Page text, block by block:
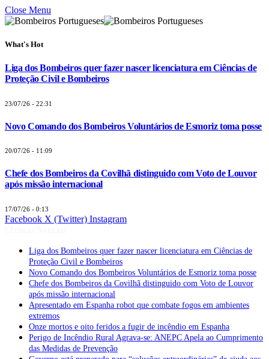
Close Menu
What's Hot
Liga dos Bombeiros quer fazer nascer licenciatura em Ciências de
Proteção Civil e Bombeiros
23/07/26 - 22:31
Novo Comando dos Bombeiros Voluntários de Esmoriz toma posse
20/07/26 - 11:09
Chefe dos Bombeiros da Covilhã distinguido com Voto de Louvor
após missão internacional
17/07/26 - 0:13
Facebook X (Twitter) Instagram
Liga dos Bombeiros quer fazer nascer licenciatura em Ciências de
Proteção Civil e Bombeiros
Novo Comando dos Bombeiros Voluntários de Esmoriz toma posse
Chefe dos Bombeiros da Covilhã distinguido com Voto de Louvor
após missão internacional
Apresentado em Espanha robot que combate fogos em ambientes
extremos
Onze mortos e oito feridos a fugir de incêndio em Espanha
Perigo de Incêndio Rural Agrava-se: ANEPC Apela ao Cumprimento
das Medidas de Prevenção